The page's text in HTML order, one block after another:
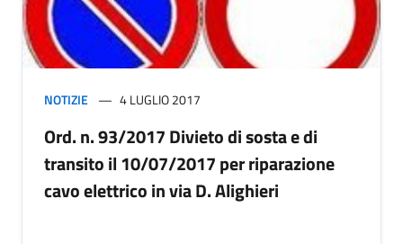
NOTIZIE 4 LUGLIO 2017
Ord. n. 93/2017 Divieto di sosta e di
transito il 10/07/2017 per riparazione
cavo elettrico in via D. Alighieri